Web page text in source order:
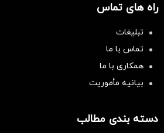
راه های تماس
تبلیغات
تماس با ما
همکاری با ما
بیانیه مأموریت
دسته بندی مطالب